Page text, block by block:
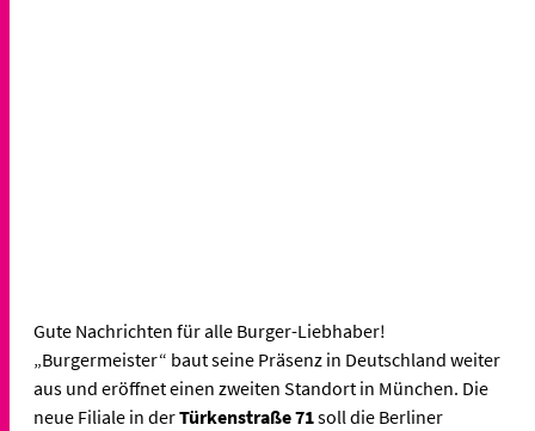
Gute Nachrichten für alle Burger-Liebhaber!
„Burgermeister“ baut seine Präsenz in Deutschland weiter
aus und eröffnet einen zweiten Standort in München. Die
neue Filiale in derTürkenstraße 71soll die Berliner